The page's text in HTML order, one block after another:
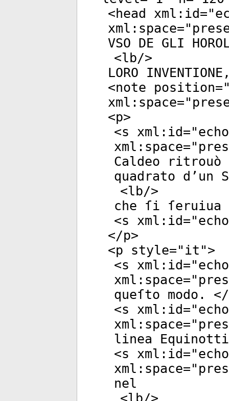
<head xml:id="
xml:space="
VSO DE GLI
<lb/>
LORO
<note position
xml:space="
<p>
<s xml:id="
xml:space="
Caldeo ritrouò
quadrato d’un
<lb/>
che ſi
<s xml:id="
</p>
<p style=" it ">
<s xml:id="
xml:space="
queſto modo. </
<s xml:id="
xml:space="
linea
<s xml:id="
xml:space="
nel